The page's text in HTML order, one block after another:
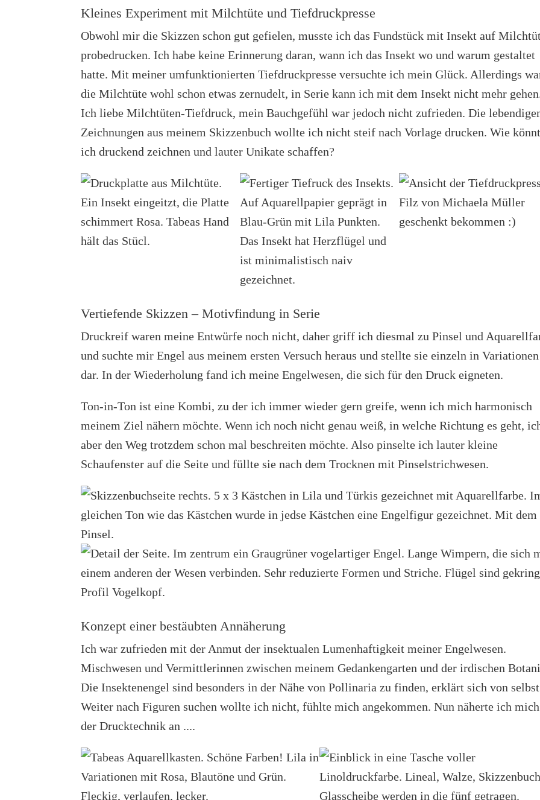
Kleines Experiment mit Milchtüte und Tiefdruckpresse
Obwohl mir die Skizzen schon gut gefielen, musste ich das Fundstück mit Insekt auf
probedrucken. Ich habe keine Erinnerung daran, wann ich das Insekt wo und warum gestaltet
hatte. Mit meiner umfunktionierten Tiefdruckpresse versuchte ich mein Glück. Allerdings
die Milchtüte wohl schon etwas zernudelt, in Serie kann ich mit dem Insekt nicht mehr
Ich liebe Milchtüten-Tiefdruck, mein Bauchgefühl war jedoch nicht zufrieden. Die
Zeichnungen aus meinem Skizzenbuch wollte ich nicht steif nach Vorlage drucken. Wie
ich druckend zeichnen und lauter Unikate schaffen?
Vertiefende Skizzen – Motivfindung in Serie
Druckreif waren meine Entwürfe noch nicht, daher griff ich diesmal zu Pinsel und
und suchte mir Engel aus meinem ersten Versuch heraus und stellte sie einzeln in Variationen
dar. In der Wiederholung fand ich meine Engelwesen, die sich für den Druck eigneten.
Ton-in-Ton ist eine Kombi, zu der ich immer wieder gern greife, wenn ich mich harmonisch
meinem Ziel nähern möchte. Wenn ich noch nicht genau weiß, in welche Richtung es geht,
aber den Weg trotzdem schon mal beschreiten möchte. Also pinselte ich lauter kleine
Schaufenster auf die Seite und füllte sie nach dem Trocknen mit Pinselstrichwesen.
Konzept einer bestäubten Annäherung
Ich war zufrieden mit der Anmut der insektualen Lumenhaftigkeit meiner Engelwesen.
Mischwesen und Vermittlerinnen zwischen meinem Gedankengarten und der irdischen
Die Insektenengel sind besonders in der Nähe von Pollinaria zu finden, erklärt sich von
Weiter nach Figuren suchen wollte ich nicht, fühlte mich angekommen. Nun näherte ich mich
der Drucktechnik an ....